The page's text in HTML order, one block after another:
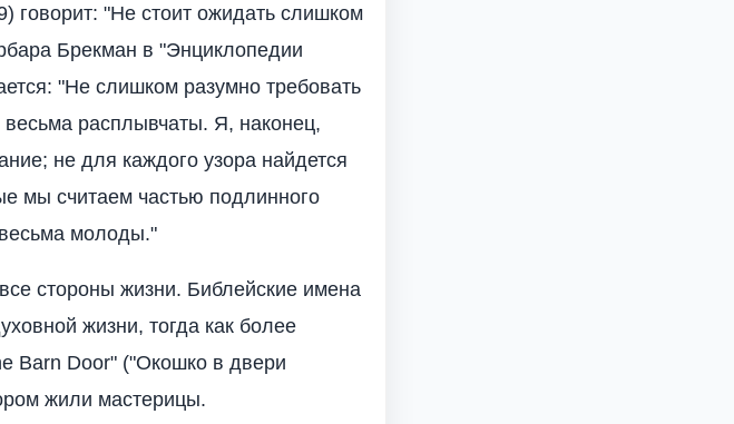
говорит: "Не стоит ожидать слишком
Брекман в "Энциклопедии
"Не слишком разумно требовать
расплывчаты. Я, наконец,
не для каждого узора найдется
мы считаем частью подлинного
молоды."
стороны жизни. Библейские имена
жизни, тогда как более
Barn Door" ("Окошко в двери
жили мастерицы.